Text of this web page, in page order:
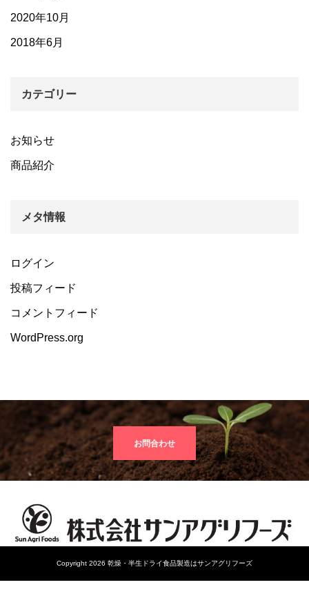
2020年10月
2018年6月
カテゴリー
お知らせ
商品紹介
メタ情報
ログイン
投稿フィード
コメントフィード
WordPress.org
お問合わせ
Copyright 2026 乾燥・半生ドライ食品製造はサンアグリフーズ